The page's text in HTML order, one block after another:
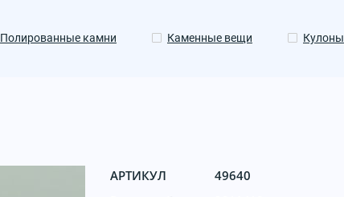
Полированные камни Каменные вещи Кулоны
АРТИКУЛ
49640